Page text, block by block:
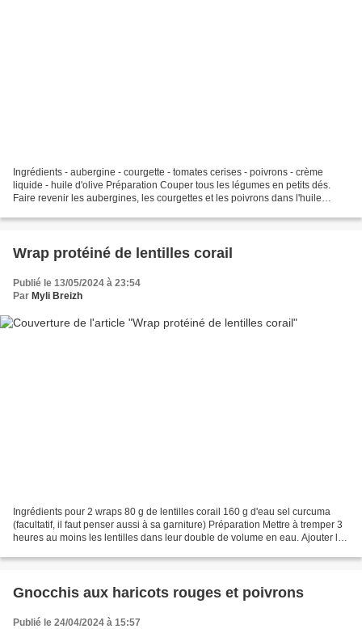
Ingrédients - aubergine - courgette - tomates cerises - poivrons - crème
liquide - huile d'olive Préparation Couper tous les légumes en petits dés.
Faire revenir les aubergines, les courgettes et les poivrons dans l'huile
Wrap protéiné de lentilles corail
Publié le 13/05/2024 à 23:54
Par Myli Breizh
Ingrédients pour 2 wraps 80 g de lentilles corail 160 g d'eau sel curcuma
(facultatif, il faut penser aussi à sa garniture) Préparation Mettre à tremper 3
heures au moins les lentilles dans leur double de volume en eau. Ajouter le
Gnocchis aux haricots rouges et poivrons
Publié le 24/04/2024 à 15:57